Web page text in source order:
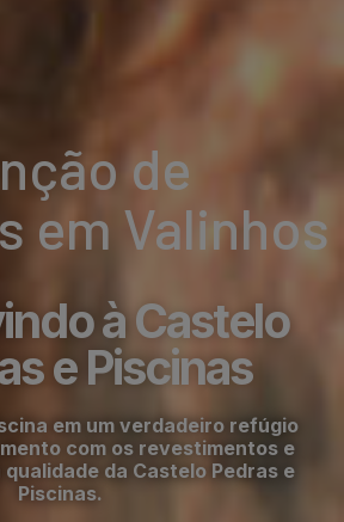
de
em Valinhos
à Castelo
e Piscinas
em um verdadeiro refúgio
com os revestimentos e
da Castelo Pedras e
Piscinas.